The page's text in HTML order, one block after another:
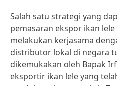
Salah satu strategi yang
pemasaran ekspor ikan
melakukan kerjasama
distributor lokal di negara
dikemukakan oleh Bapak
eksportir ikan lele yang